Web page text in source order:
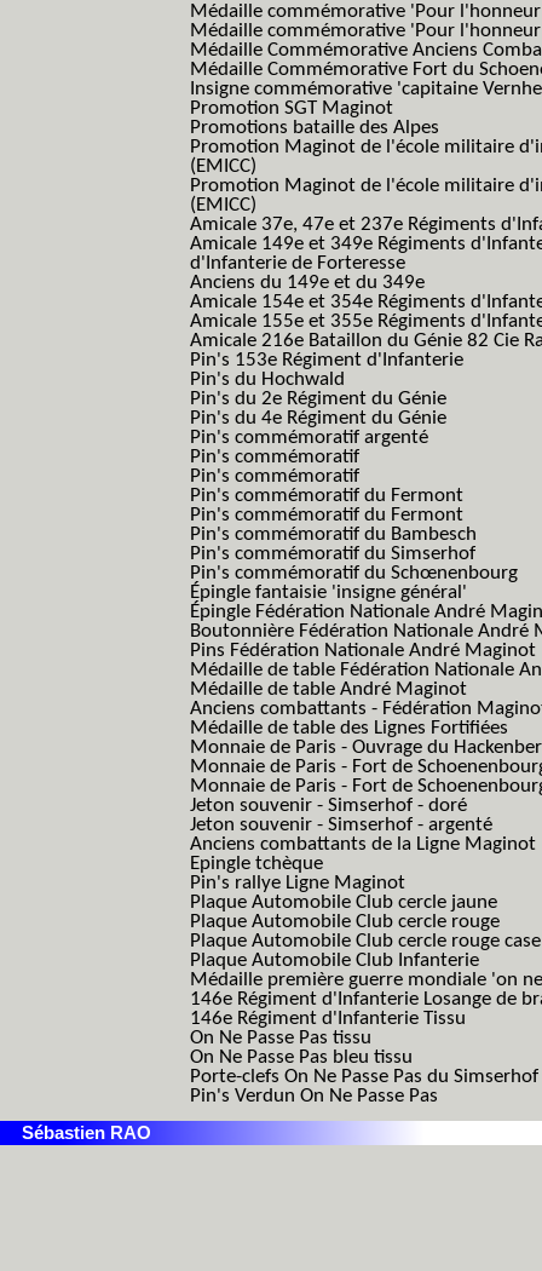
Médaille commémorative 'Pour
Médaille commémorative 'Pour
Médaille Commémorative Anciens
Médaille Commémorative Fort du
Insigne commémorative 'capitaine
Promotion SGT Maginot
Promotions bataille des Alpes
Promotion Maginot de l'école militaire
(EMICC)
Promotion Maginot de l'école militaire
(EMICC)
Amicale 37e, 47e et 237e Régiments
Amicale 149e et 349e Régiments
d'Infanterie de Forteresse
Anciens du 149e et du 349e
Amicale 154e et 354e Régiments
Amicale 155e et 355e Régiments
Amicale 216e Bataillon du Génie 82 Cie
Pin's 153e Régiment d'Infanterie
Pin's du Hochwald
Pin's du 2e Régiment du Génie
Pin's du 4e Régiment du Génie
Pin's commémoratif argenté
Pin's commémoratif
Pin's commémoratif
Pin's commémoratif du Fermont
Pin's commémoratif du Fermont
Pin's commémoratif du Bambesch
Pin's commémoratif du Simserhof
Pin's commémoratif du Schœnenbourg
Épingle fantaisie 'insigne général'
Épingle Fédération Nationale André
Boutonnière Fédération Nationale André
Pins Fédération Nationale André Maginot
Médaille de table Fédération Nationale
Médaille de table André Maginot
Anciens combattants - Fédération
Médaille de table des Lignes Fortifiées
Monnaie de Paris - Ouvrage du
Monnaie de Paris - Fort de
Monnaie de Paris - Fort de
Jeton souvenir - Simserhof - doré
Jeton souvenir - Simserhof - argenté
Anciens combattants de la Ligne Maginot
Epingle tchèque
Pin's rallye Ligne Maginot
Plaque Automobile Club cercle jaune
Plaque Automobile Club cercle rouge
Plaque Automobile Club cercle rouge
Plaque Automobile Club Infanterie
Médaille première guerre mondiale 'on
146e Régiment d'Infanterie Losange de
146e Régiment d'Infanterie Tissu
On Ne Passe Pas tissu
On Ne Passe Pas bleu tissu
Porte-clefs On Ne Passe Pas du Simserhof
Pin's Verdun On Ne Passe Pas
Sébastien RAO